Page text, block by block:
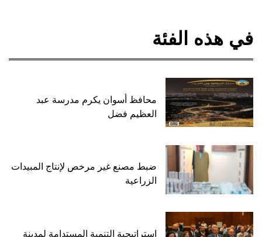
في هذه الفئة
محافظ أسوان يكرم مدرسة عبد
العظيم فضل
ضبط مصنع غير مرخص لإنتاج المبيدات
الزراعية
استراتيجية التنمية المستدامة لمدينة